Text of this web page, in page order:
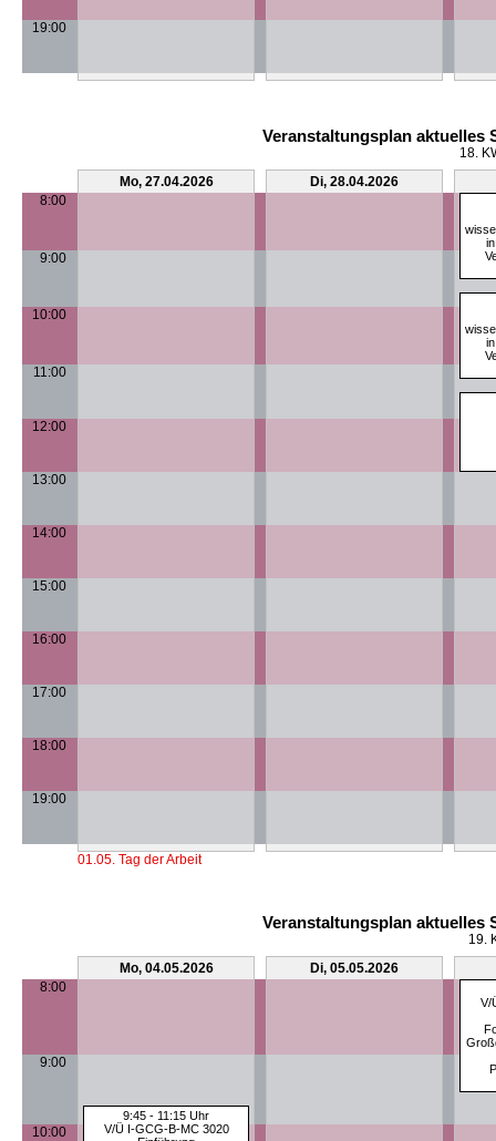
19:00
Veranstaltungsplan aktuelles
18.
Mo, 27.04.2026
Di, 28.04.2026
8:00
9:00
10:00
11:00
12:00
13:00
14:00
15:00
16:00
17:00
18:00
19:00
01.05. Tag der Arbeit
Veranstaltungsplan aktuelles
19.
Mo, 04.05.2026
Di, 05.05.2026
8:00
V/
9:00
9:45 - 11:15 Uhr
V/Ü I-GCG-B-MC 3020
10:00